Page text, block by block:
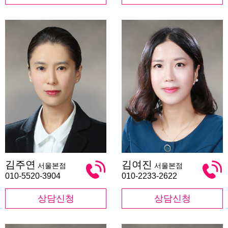
주
연
김주연 서울본점
010-5520-3904
상담신청
여
진
김여진 서울본점
010-2233-2622
상담신청